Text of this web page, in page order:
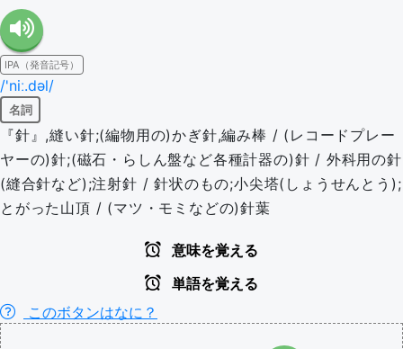
IPA（発音記号）
/'niː.dəl/
名詞
『針』,縫い針;(編物用の)かぎ針,編み棒 / (レコードプレー
ヤーの)針;(磁石・らしん盤など各種計器の)針 / 外科用の針
(縫合針など);注射針 / 針状のもの;小尖塔(しょうせんとう);
とがった山頂 / (マツ・モミなどの)針葉
意味を覚える
単語を覚える
このボタンはなに？